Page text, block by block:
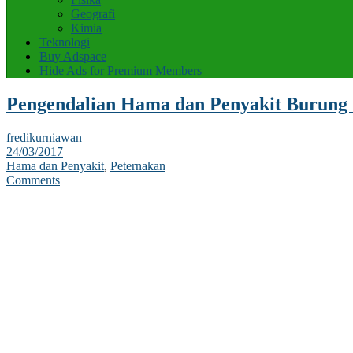
Geografi
Kimia
Teknologi
Buy Adspace
Hide Ads for Premium Members
Pengendalian Hama dan Penyakit Burung
fredikurniawan
24/03/2017
Hama dan Penyakit, Peternakan
Comments